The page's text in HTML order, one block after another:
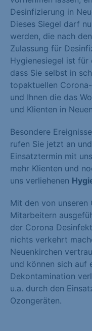
Desinfizierung in
Dieses Siegel darf
werden, die nach
Zulassung für
Hygienesiegel ist für
dass Sie selbst in
topaktuellen
und Ihnen die das
und Klienten in
Besondere
rufen Sie jetzt an
Einsatztermin mit
mehr Klienten und
uns verliehenen
Mit den von unseren
Mitarbeitern
der Corona
nichts verkehrt
Neuenkirchen
und können sich auf
Dekontamination
u.a. durch den
Ozongeräten.